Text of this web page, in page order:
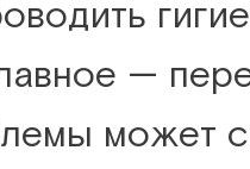
—
может